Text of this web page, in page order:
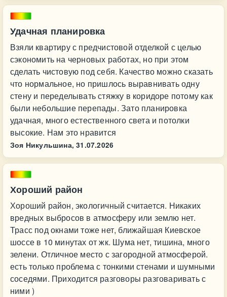
Удачная планировка
Взяли квартиру с предчистовой отделкой с целью
сэкономить на черновых работах, но при этом
сделать чистовую под себя. Качество можно сказать
что нормальное, но пришлось выравнивать одну
стену и переделывать стяжку в коридоре потому как
были небольшие перепады. Зато планировка
удачная, много естественного света и потолки
высокие. Нам это нравится
Зоя Никульшина, 31.07.2026
Хороший район
Хороший район, экологичный считается. Никаких
вредных выбросов в атмосферу или землю нет.
Трасс под окнами тоже нет, ближайшая Киевское
шоссе в 10 минутах от жк. Шума нет, тишина, много
зелени. Отличное место с загородной атмосферой.
есть только проблема с тонкими стенами и шумными
соседями. Приходится разговоры разговаривать с
ними )